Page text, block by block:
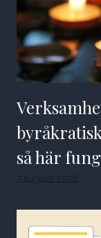
så här
7 augusti 2026